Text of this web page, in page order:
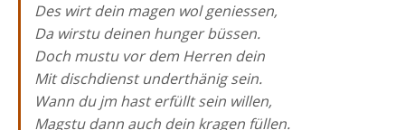
Des wirt dein magen wol geniessen,
Da wirstu deinen hunger büssen.
Doch mustu vor dem Herren dein
Mit dischdienst underthänig sein.
Wann du jm hast erfüllt sein willen,
Magstu dann auch dein kragen füllen.